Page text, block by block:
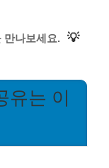
만나보세요. 💡
유는 이